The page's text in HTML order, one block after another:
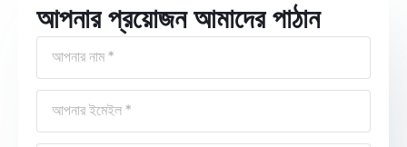
আপনার প্রয়োজন আমাদের পাঠান